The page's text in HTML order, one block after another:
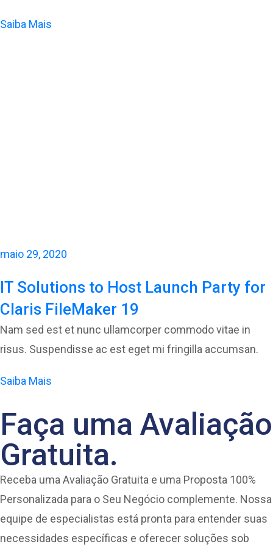
Saiba Mais
maio 29, 2020
IT Solutions to Host Launch Party for
Claris FileMaker 19
Nam sed est et nunc ullamcorper commodo vitae in
risus. Suspendisse ac est eget mi fringilla accumsan.
Saiba Mais
Faça uma Avaliação
Gratuita.
Receba uma Avaliação Gratuita e uma Proposta 100%
Personalizada para o Seu Negócio complemente. Nossa
equipe de especialistas está pronta para entender suas
necessidades específicas e oferecer soluções sob